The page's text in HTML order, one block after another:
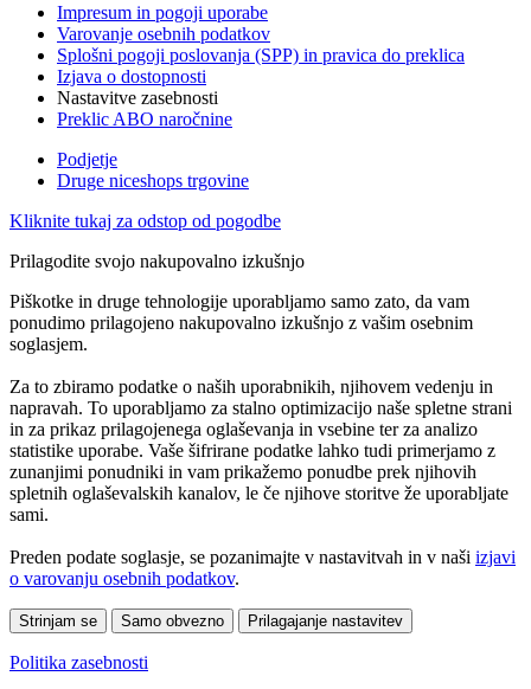
Impresum in pogoji uporabe
Varovanje osebnih podatkov
Splošni pogoji poslovanja (SPP) in pravica do preklica
Izjava o dostopnosti
Nastavitve zasebnosti
Preklic ABO naročnine
Podjetje
Druge niceshops trgovine
Kliknite tukaj za odstop od pogodbe
Prilagodite svojo nakupovalno izkušnjo
Piškotke in druge tehnologije uporabljamo samo zato, da vam
ponudimo prilagojeno nakupovalno izkušnjo z vašim osebnim
soglasjem.
Za to zbiramo podatke o naših uporabnikih, njihovem vedenju in
napravah. To uporabljamo za stalno optimizacijo naše spletne strani
in za prikaz prilagojenega oglaševanja in vsebine ter za analizo
statistike uporabe. Vaše šifrirane podatke lahko tudi primerjamo z
zunanjimi ponudniki in vam prikažemo ponudbe prek njihovih
spletnih oglaševalskih kanalov, le če njihove storitve že uporabljate
sami.
Preden podate soglasje, se pozanimajte v nastavitvah in v naši izjavi
o varovanju osebnih podatkov.
Strinjam se Samo obvezno Prilagajanje nastavitev
Politika zasebnosti